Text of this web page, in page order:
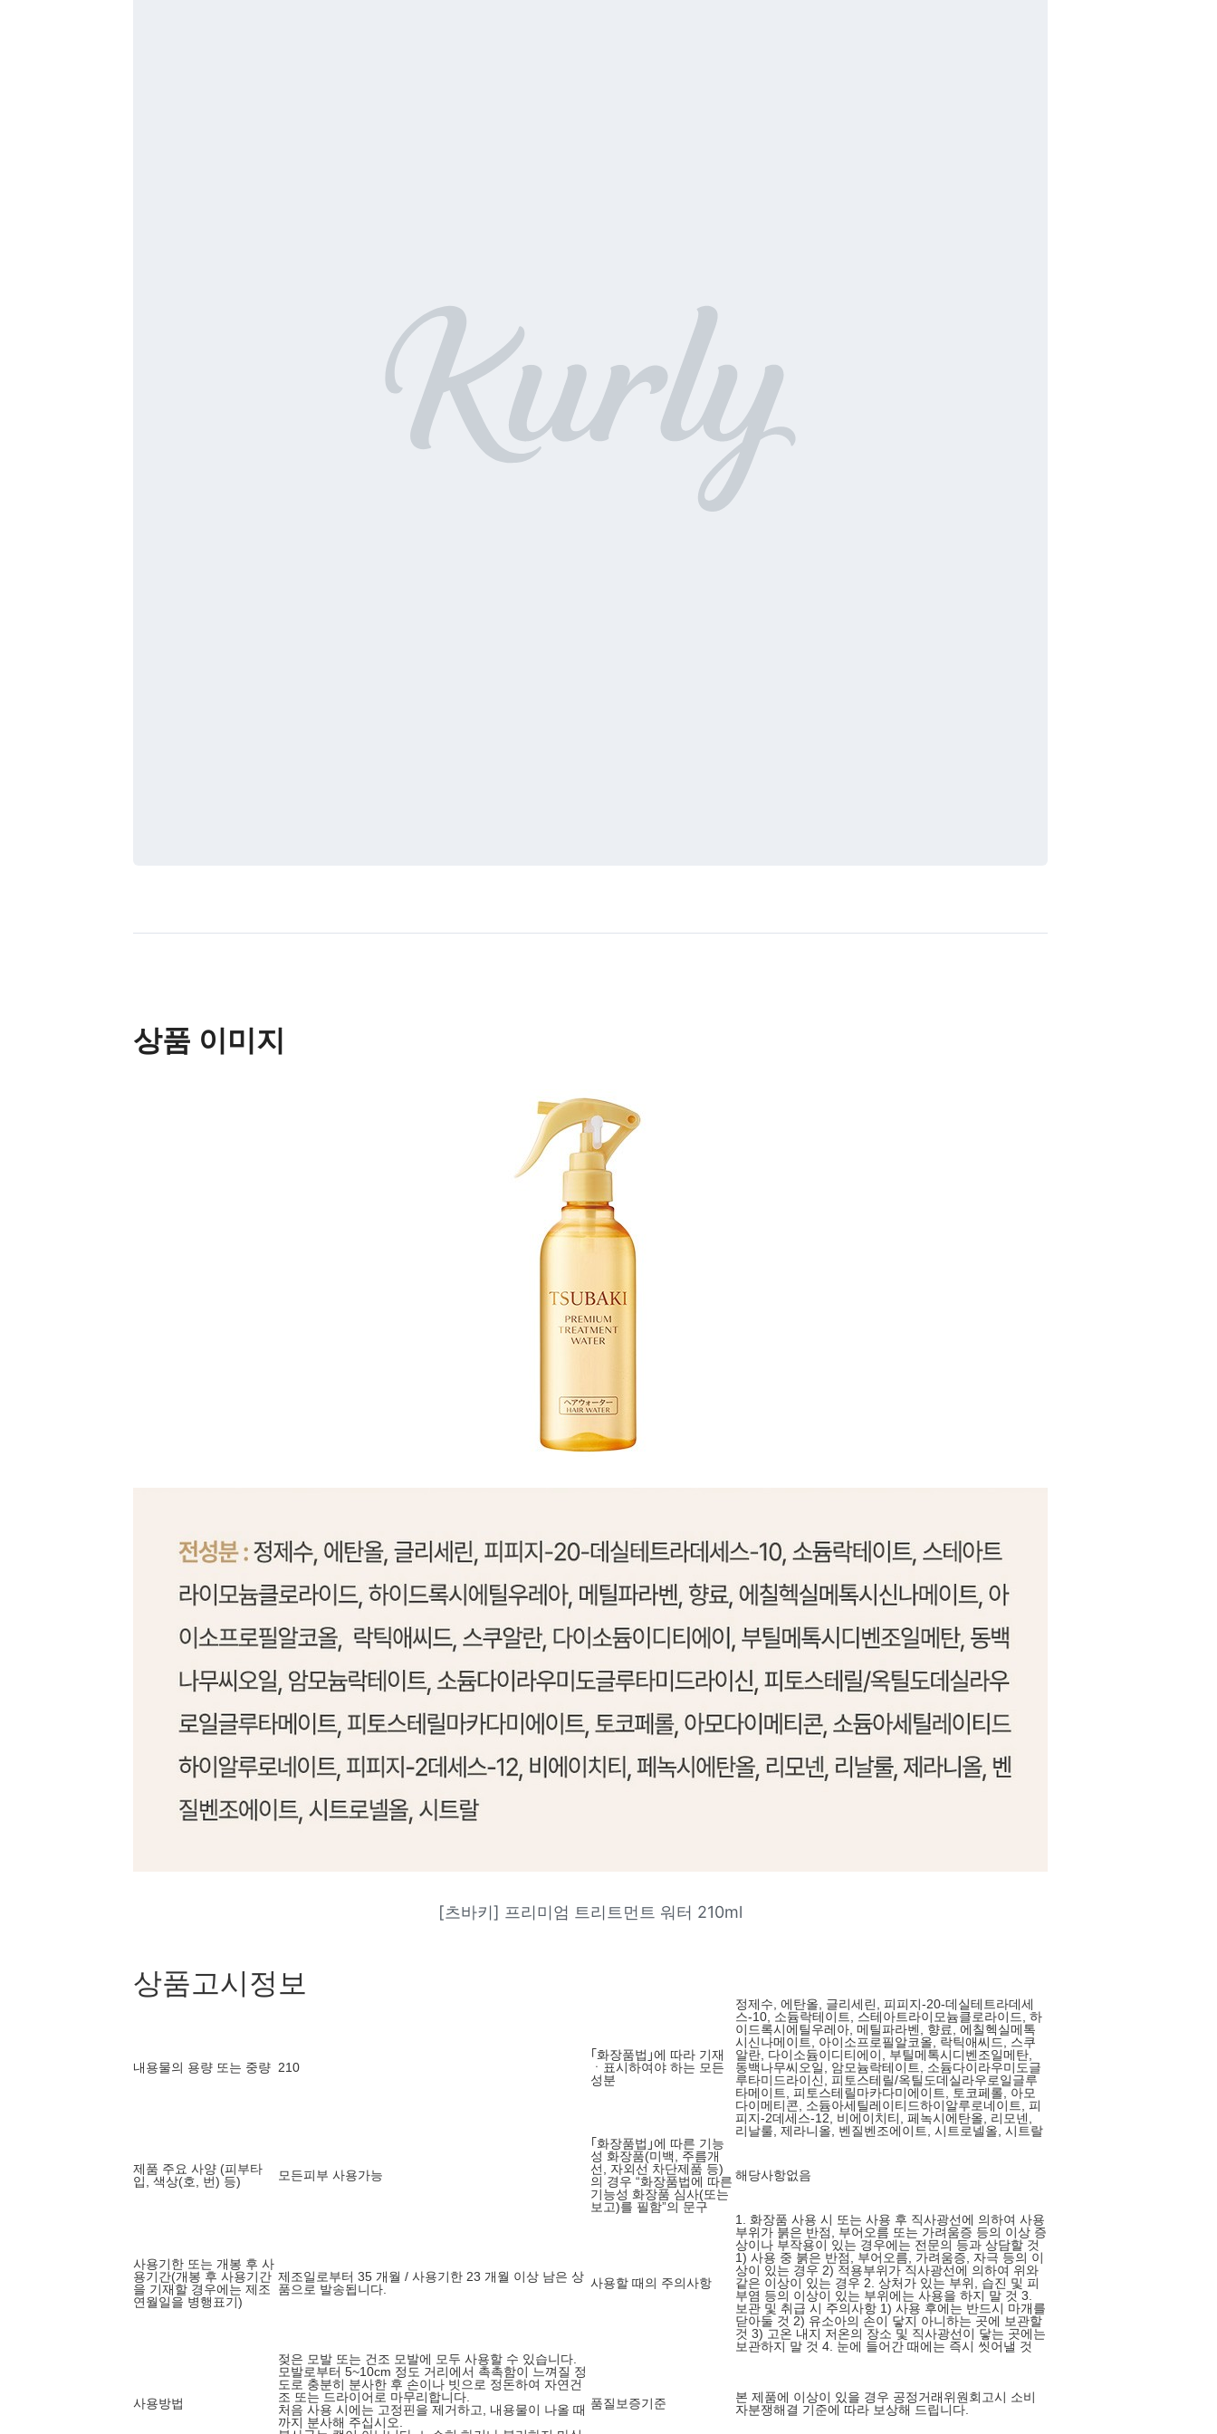
상품 이미지
[츠바키] 프리미엄 트리트먼트 워터 210ml
상품고시정보
내용물의 용량 또는 중량 210
｢화장품법｣에 따라 기재
ㆍ표시하여야 하는 모든
성분
정제수, 에탄올, 글리세린, 피피지-20-데실테트라데세
스-10, 소듐락테이트, 스테아트라이모늄클로라이드, 하
이드록시에틸우레아, 메틸파라벤, 향료, 에칠헥실메톡
시신나메이트, 아이소프로필알코올, 락틱애씨드, 스쿠
알란, 다이소듐이디티에이, 부틸메톡시디벤조일메탄,
동백나무씨오일, 암모늄락테이트, 소듐다이라우미도글
루타미드라이신, 피토스테릴/옥틸도데실라우로일글루
타메이트, 피토스테릴마카다미에이트, 토코페롤, 아모
다이메티콘, 소듐아세틸레이티드하이알루로네이트, 피
피지-2데세스-12, 비에이치티, 페녹시에탄올, 리모넨,
리날룰, 제라니올, 벤질벤조에이트, 시트로넬올, 시트랄
제품 주요 사양 (피부타
입, 색상(호, 번) 등)
모든피부 사용가능
｢화장품법｣에 따른 기능
성 화장품(미백, 주름개
선, 자외선 차단제품 등)
의 경우 “화장품법에 따른
기능성 화장품 심사(또는
보고)를 필함”의 문구
해당사항없음
사용기한 또는 개봉 후 사
용기간(개봉 후 사용기간
을 기재할 경우에는 제조
연월일을 병행표기)
제조일로부터 35 개월 / 사용기한 23 개월 이상 남은 상
품으로 발송됩니다.
사용할 때의 주의사항
1. 화장품 사용 시 또는 사용 후 직사광선에 의하여 사용
부위가 붉은 반점, 부어오름 또는 가려움증 등의 이상 증
상이나 부작용이 있는 경우에는 전문의 등과 상담할 것
1) 사용 중 붉은 반점, 부어오름, 가려움증, 자극 등의 이
상이 있는 경우 2) 적용부위가 직사광선에 의하여 위와
같은 이상이 있는 경우 2. 상처가 있는 부위, 습진 및 피
부염 등의 이상이 있는 부위에는 사용을 하지 말 것 3.
보관 및 취급 시 주의사항 1) 사용 후에는 반드시 마개를
닫아둘 것 2) 유소아의 손이 닿지 아니하는 곳에 보관할
것 3) 고온 내지 저온의 장소 및 직사광선이 닿는 곳에는
보관하지 말 것 4. 눈에 들어간 때에는 즉시 씻어낼 것
사용방법
젖은 모발 또는 건조 모발에 모두 사용할 수 있습니다.
모발로부터 5~10cm 정도 거리에서 촉촉함이 느껴질 정
도로 충분히 분사한 후 손이나 빗으로 정돈하여 자연건
조 또는 드라이어로 마무리합니다.
처음 사용 시에는 고정핀을 제거하고, 내용물이 나올 때
까지 분사해 주십시오.
품질보증기준
본 제품에 이상이 있을 경우 공정거래위원회고시 소비
자분쟁해결 기준에 따라 보상해 드립니다.